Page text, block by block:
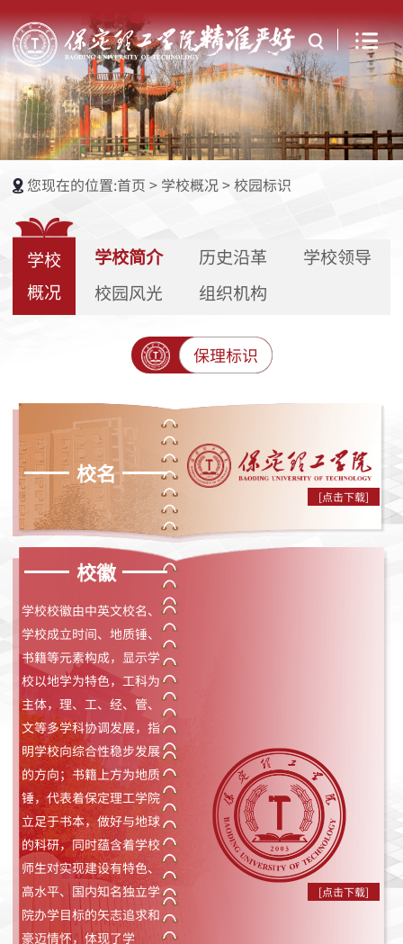
您现在的位置:首页 > 学校概况> 校园标识
学校
概况
学校简介 历史沿革 学校领导
校园风光 组织机构
保理标识
校名
[点击下载]
校徽
学校校徽由中英文校名、
学校成立时间、地质锤、
书籍等元素构成，显示学
校以地学为特色，工科为
主体，理、工、经、管、
文等多学科协调发展，指
明学校向综合性稳步发展
的方向；书籍上方为地质
锤，代表着保定理工学院
立足于书本，做好与地球
的科研，同时蕴含着学校
师生对实现建设有特色、
高水平、国内知名独立学
院办学目标的矢志追求和
豪迈情怀，体现了学
[点击下载]